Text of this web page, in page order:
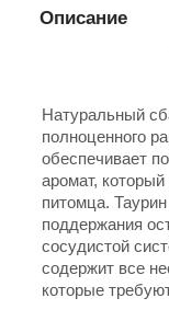
Описание
Натуральный
полноценного
обеспечивает
аромат,
питомца.
поддержания
сосудистой
содержит все
которые